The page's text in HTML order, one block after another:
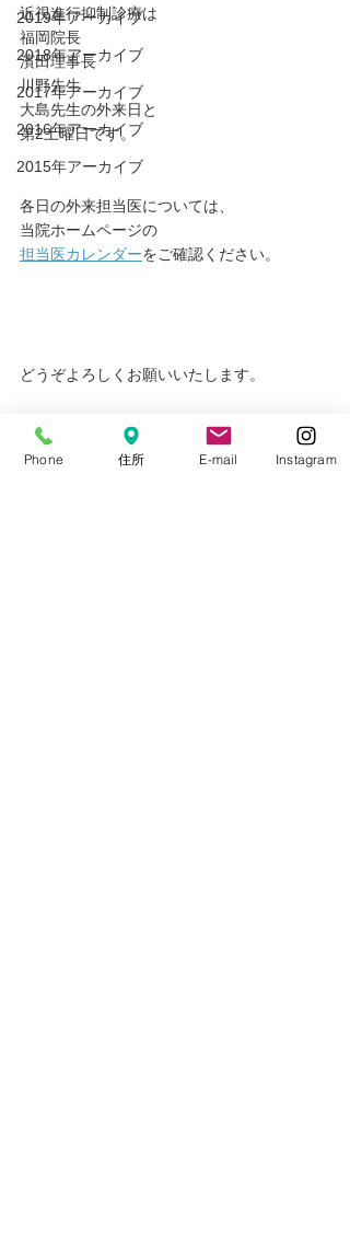
2019年アーカイブ
2018年アーカイブ
2017年アーカイブ
2016年アーカイブ
2015年アーカイブ
近視進行抑制診療は
福岡院長
濱田理事長
川野先生
大島先生の外来日と
第2土曜日です。
各日の外来担当医については、
⁡当院ホームページの
担当医カレンダーをご確認ください。
どうぞよろしくお願いいたします。
#診療カレンダー
Phone 住所 E-mail Instagram